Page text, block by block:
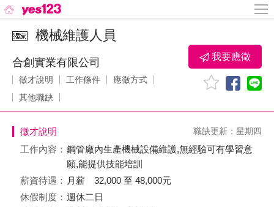
機械維護人員
合創實業有限公司
徵才說明 工作條件
應徵方式
其他職缺
我要應徵
徵才說明 職缺更新：星期四
工作內容： 鋼管廠內生產機械設備維護,無經驗可有學習意
願,能提供技能培訓
薪資待遇： 月薪 32,000 至 48,000元
休假制度： 週休二日